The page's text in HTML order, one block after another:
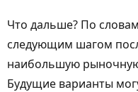
Что дальше? По
следующим шагом
наибольшую рыночную
Будущие варианты